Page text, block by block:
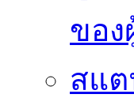
ของ
สแ